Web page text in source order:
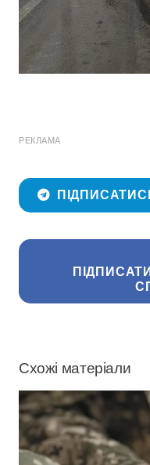
РЕКЛАМА
Схожі матеріали